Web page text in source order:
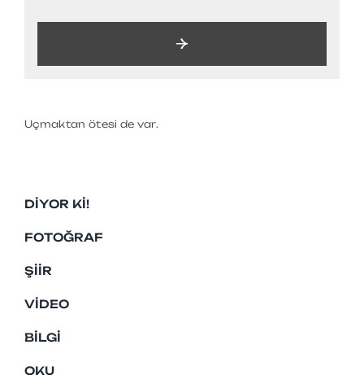
Uçmaktan ötesi de var.
DIYOR KI!
FOTOĞRAF
ŞIIR
VIDEO
BILGI
OKU